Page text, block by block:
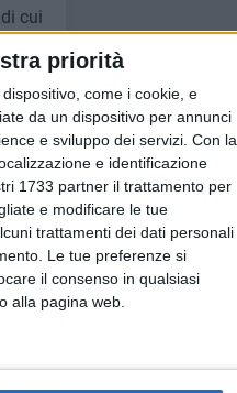
priorità
come i cookie, e
da un dispositivo per annunci
e sviluppo dei servizi. Con la
e identificazione
1733 partner il trattamento per
e modificare le tue
trattamenti dei dati personali
Le tue preferenze si
il consenso in qualsiasi
alla pagina web.
cui
del
del